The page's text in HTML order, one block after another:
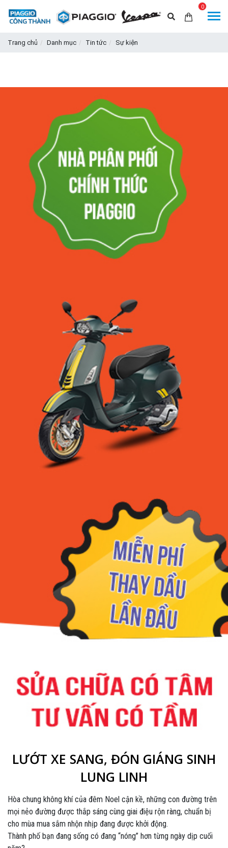
0
Trang chủ Danh mục Tin tức Sự kiện
LƯỚT XE SANG, ĐÓN GIÁNG SINH
LUNG LINH
Hòa chung không khí của đêm Noel cận kề, những con đường trên
mọi nẻo đường được thắp sáng cùng giai điệu rộn ràng, chuẩn bị
cho mùa mua sắm nhộn nhịp đang được khởi động.
Thành phố bạn đang sống có đang “nóng” hơn từng ngày dịp cuối